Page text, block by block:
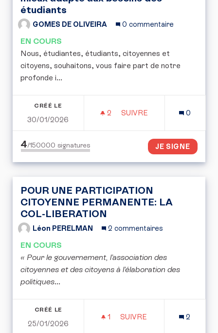
étudiants
GOMES DE OLIVEIRA 0 commentaire
EN COURS
Nous, étudiantes, étudiants, citoyennes et
citoyens, souhaitons, vous faire part de notre
profonde i...
CRÉÉ LE
30/01/2026
2 2 ABONNÉS
SUIVRE
0
4/150000 signatures JE SIGNE
POUR UNE PARTICIPATION
CITOYENNE PERMANENTE: LA
COL-LIBERATION
Léon PERELMAN 2 commentaires
EN COURS
« Pour le gouvernement, l’association des
citoyennes et des citoyens à l’élaboration des
politiques...
CRÉÉ LE
25/01/2026
1 1 ABONNÉ
SUIVRE
2